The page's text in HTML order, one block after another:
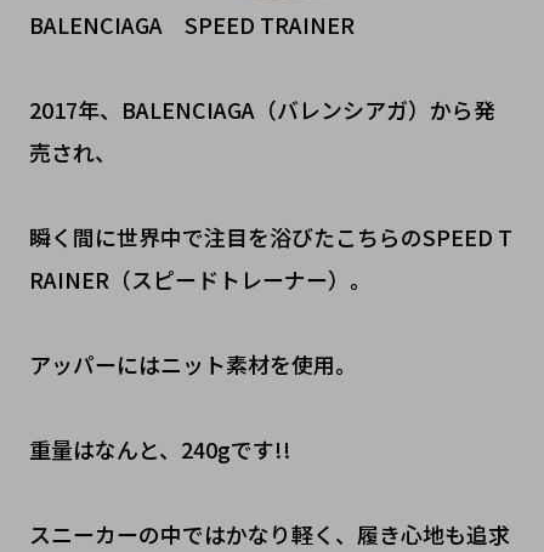
BALENCIAGA SPEED TRAINER
2017年、BALENCIAGA（バレンシアガ）から発
売され、
瞬く間に世界中で注目を浴びたこちらのSPEED T
RAINER（スピードトレーナー）。
アッパーにはニット素材を使用。
重量はなんと、240gです!!
スニーカーの中ではかなり軽く、履き心地も追求